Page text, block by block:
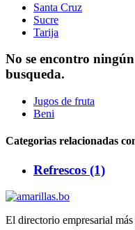
Santa Cruz
Sucre
Tarija
No se encontro
busqueda.
Jugos de fruta
Beni
Categorias relacionadas
Refrescos (1)
El directorio empresarial